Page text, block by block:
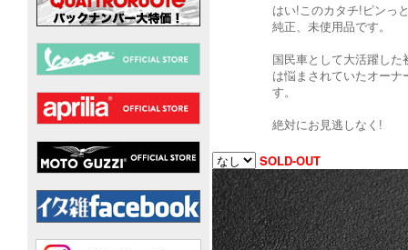
はい!このカタチ!ピンっ
純正、未使用品です。
国民車として大活躍し
は悩まされていたオー
す。
絶対にお見逃しなく!
SOLD-OUT